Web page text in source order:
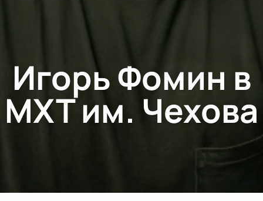
Игорь Фомин в
МХТ им. Чехова